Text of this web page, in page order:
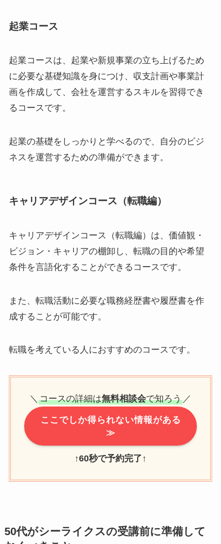
起業コース
起業コースは、起業や新規事業の立ち上げるため
に必要な基礎知識を身につけ、収支計画や事業計
画を作成して、会社を運営するスキルを習得でき
るコースです。
起業の基礎をしっかりと学べるので、自分のビジ
ネスを運営するための準備ができます。
キャリアデザインコース（転職編）
キャリアデザインコース（転職編）は、価値観・
ビジョン・キャリアの棚卸し、転職の目的や希望
条件を言語化することができるコースです。
また、転職活動に必要な職務経歴書や履歴書を作
成することが可能です。
転職を考えている人におすすめのコースです。
＼ コースの詳細は無料相談会で知ろう ／
ここでしか得られない情報がある
≫
↑60秒で予約完了 ↑
50代がシーライクスの受講前に準備して